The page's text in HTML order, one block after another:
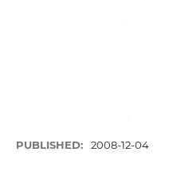
PUBLISHED: 2008-12-04